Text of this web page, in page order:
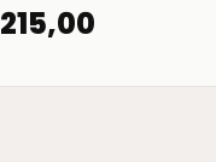
215,00